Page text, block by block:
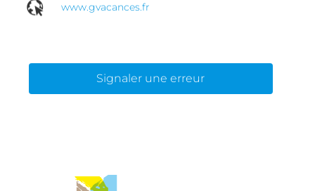
www.gvacances.fr
Signaler une erreur